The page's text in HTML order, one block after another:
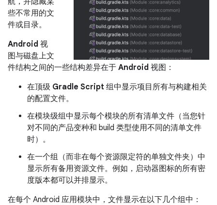
些不常用的文
件或目录。
Android 视
图与磁盘上文
件结构之间的一些结构差异在于 Android 视图：
在顶级 Gradle Script 组中显示项目所有与构建相关
的配置文件。
在模块级组中显示每个模块的所有清单文件（当您针
对不同的产品变种和 build 类型使用不同的清单文件
时）。
在一个组（而非在每个资源限定符的单独文件夹）中
显示所有备用资源文件。例如，启动器图标的所有密
度版本都可以并排显示。
在每个 Android 应用模块中，文件显示在以下几个组中：